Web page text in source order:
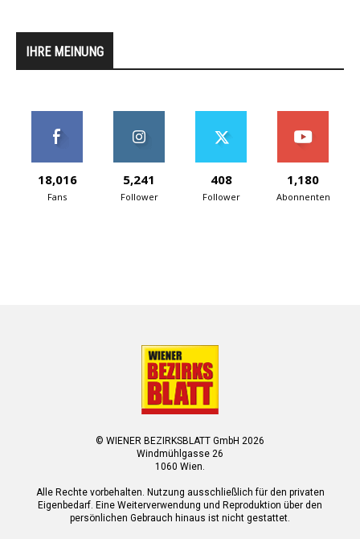
IHRE MEINUNG
18,016
Fans
5,241
Follower
408
Follower
1,180
Abonnenten
© WIENER BEZIRKSBLATT GmbH 2026
Windmühlgasse 26
1060 Wien.
Alle Rechte vorbehalten. Nutzung ausschließlich für den privaten
Eigenbedarf. Eine Weiterverwendung und Reproduktion über den
persönlichen Gebrauch hinaus ist nicht gestattet.